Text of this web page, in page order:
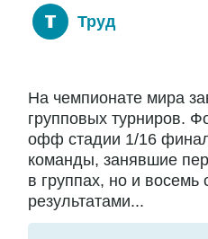
Труд
На чемпионате мира
групповых турниров.
офф стадии 1/16
команды, занявшие
в группах, но и восемь
результатами...